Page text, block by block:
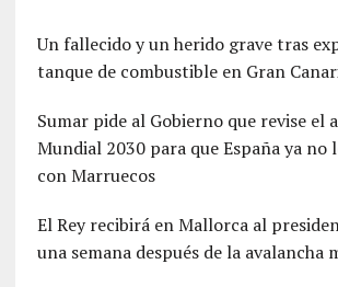
Un fallecido y un herido grave tras
tanque de combustible en Gran
Sumar pide al Gobierno que revise el
Mundial 2030 para que España ya no
con Marruecos
El Rey recibirá en Mallorca al
una semana después de la avalancha